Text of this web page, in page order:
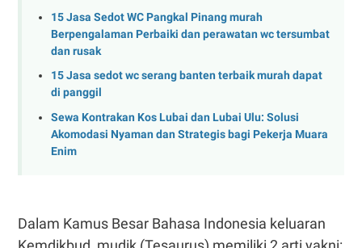
15 Jasa Sedot WC Pangkal Pinang murah
Berpengalaman Perbaiki dan perawatan wc tersumbat
dan rusak
15 Jasa sedot wc serang banten terbaik murah dapat
di panggil
Sewa Kontrakan Kos Lubai dan Lubai Ulu: Solusi
Akomodasi Nyaman dan Strategis bagi Pekerja Muara
Enim
Dalam Kamus Besar Bahasa Indonesia keluaran